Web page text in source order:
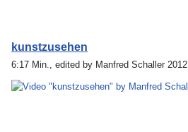
kunstzusehen
6:17 Min., edited by Manfred Schaller 2012